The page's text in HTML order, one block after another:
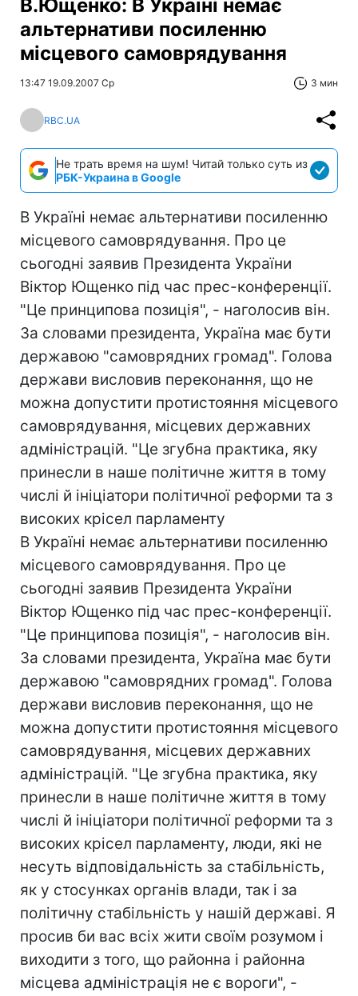
В.Ющенко: В Україні немає
альтернативи посиленню
місцевого самоврядування
13:47 19.09.2007 Ср 3 мин
RBC.UA
Не трать время на шум! Читай только суть из
РБК-Украина в Google
В Україні немає альтернативи посиленню
місцевого самоврядування. Про це
сьогодні заявив Президента України
Віктор Ющенко під час прес-конференції.
"Це принципова позиція", - наголосив він.
За словами президента, Україна має бути
державою "самоврядних громад". Голова
держави висловив переконання, що не
можна допустити протистояння місцевого
самоврядування, місцевих державних
адміністрацій. "Це згубна практика, яку
принесли в наше політичне життя в тому
числі й ініціатори політичної реформи та з
високих крісел парламенту
В Україні немає альтернативи посиленню
місцевого самоврядування. Про це
сьогодні заявив Президента України
Віктор Ющенко під час прес-конференції.
"Це принципова позиція", - наголосив він.
За словами президента, Україна має бути
державою "самоврядних громад". Голова
держави висловив переконання, що не
можна допустити протистояння місцевого
самоврядування, місцевих державних
адміністрацій. "Це згубна практика, яку
принесли в наше політичне життя в тому
числі й ініціатори політичної реформи та з
високих крісел парламенту, люди, які не
несуть відповідальність за стабільність,
як у стосунках органів влади, так і за
політичну стабільність у нашій державі. Я
просив би вас всіх жити своїм розумом і
виходити з того, що районна і районна
місцева адміністрація не є вороги", -